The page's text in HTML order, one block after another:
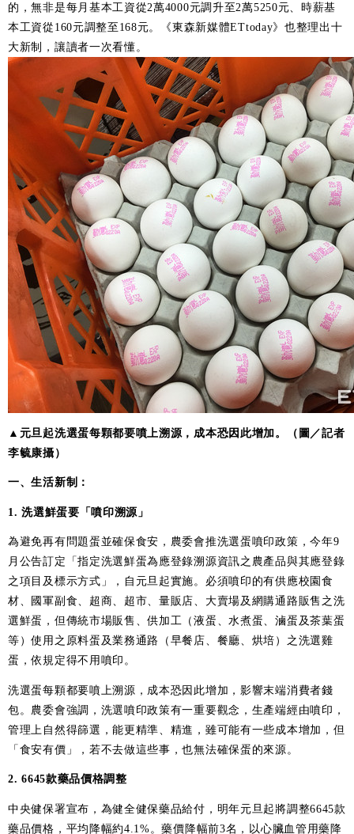
的，無非是每月基本工資從2萬4000元調升至2萬5250元、時薪基
本工資從160元調整至168元。《東森新媒體ETtoday》也整理出十
大新制，讓讀者一次看懂。
▲元旦起洗選蛋每顆都要噴上溯源，成本恐因此增加。（圖／記者
李毓康攝）
一、生活新制：
1. 洗選鮮蛋要「噴印溯源」
為避免再有問題蛋並確保食安，農委會推洗選蛋噴印政策，今年9
月公告訂定「指定洗選鮮蛋為應登錄溯源資訊之農產品與其應登錄
之項目及標示方式」，自元旦起實施。必須噴印的有供應校園食
材、國軍副食、超商、超市、量販店、大賣場及網購通路販售之洗
選鮮蛋，但傳統市場販售、供加工（液蛋、水煮蛋、滷蛋及茶葉蛋
等）使用之原料蛋及業務通路（早餐店、餐廳、烘培）之洗選雞
蛋，依規定得不用噴印。
洗選蛋每顆都要噴上溯源，成本恐因此增加，影響末端消費者錢
包。農委會強調，洗選噴印政策有一重要觀念，生產端經由噴印，
管理上自然得篩選，能更精準、精進，雖可能有一些成本增加，但
「食安有價」，若不去做這些事，也無法確保蛋的來源。
2. 6645款藥品價格調整
中央健保署宣布，為健全健保藥品給付，明年元旦起將調整6645款
藥品價格，平均降幅約4.1%。藥價降幅前3名，以心臟血管用藥降